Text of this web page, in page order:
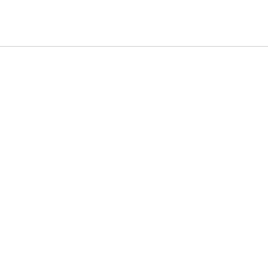
Tab S10 FE jej můžete
prachu ani vody. Tablet
jakoukoli situaci, ať už
zapadá do ekosystému
a zajistit jejich
snadno kopírovat a vkládat
Quick Share. Nebo